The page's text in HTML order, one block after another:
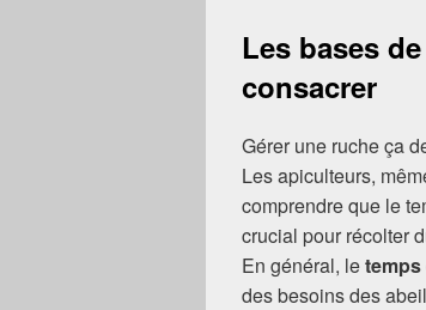
Les bases
consacrer
Gérer une ruche ça
Les apiculteurs,
comprendre que le
crucial pour récolter
En général, letemps
des besoins des